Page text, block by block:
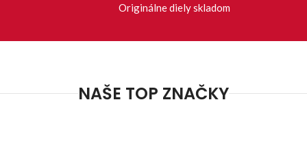
Originálne diely skladom
NAŠE TOP ZNAČKY